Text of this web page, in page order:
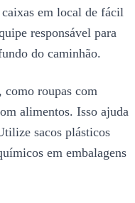
em local de fácil
responsável para
do caminhão.
roupas com
alimentos. Isso ajuda
sacos plásticos
em embalagens